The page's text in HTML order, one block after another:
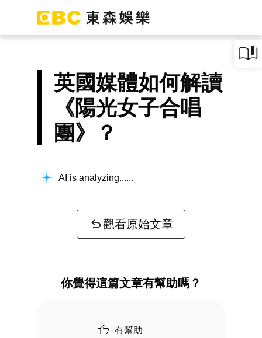
英國媒體如何解讀
《陽光女子合唱
團》？
AI is analyzing...
觀看原始文章
你覺得這篇文章有幫助嗎？
有幫助